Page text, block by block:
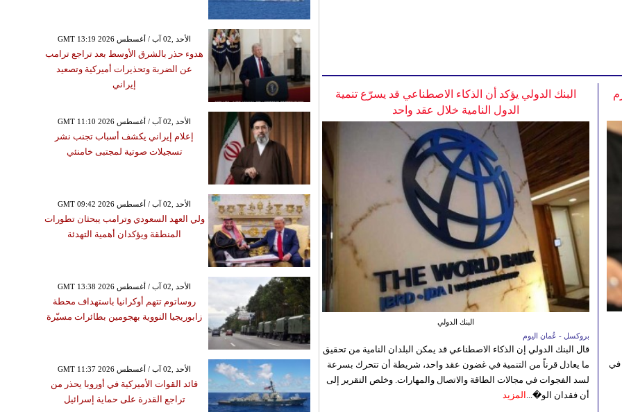
البنك الدولي يؤكد أن الذكاء الاصطناعي قد يسرّع تنمية
الدول النامية خلال عقد واحد
البنك الدولي
بروكسل - عُمان اليوم
قال البنك الدولي إن الذكاء الاصطناعي قد يمكن البلدان النامية من تحقيق
ما يعادل قرناً من التنمية في غضون عقد واحد، شريطة أن تتحرك بسرعة
لسد الفجوات في مجالات الطاقة والاتصال والمهارات. وخلص التقرير إلى
أن فقدان الو�... المزيد
في
GMT 13:19 2026 الأحد ,02 آب / أغسطس
هدوء حذر بالشرق الأوسط بعد تراجع ترامب
عن الضربة وتحذيرات أميركية وتصعيد
إيراني
GMT 11:10 2026 الأحد ,02 آب / أغسطس
إعلام إيراني يكشف أسباب تجنب نشر
تسجيلات صوتية لمجتبى خامنئي
GMT 09:42 2026 الأحد ,02 آب / أغسطس
ولي العهد السعودي وترامب يبحثان تطورات
المنطقة ويؤكدان أهمية التهدئة
GMT 13:38 2026 الأحد ,02 آب / أغسطس
روساتوم تتهم أوكرانيا باستهداف محطة
زابوريجيا النووية بهجومين بطائرات مسيّرة
GMT 11:37 2026 الأحد ,02 آب / أغسطس
قائد القوات الأميركية في أوروبا يحذر من
تراجع القدرة على حماية إسرائيل